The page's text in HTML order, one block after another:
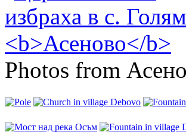
Photos from